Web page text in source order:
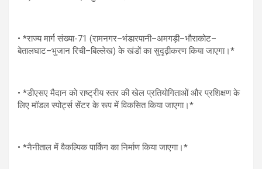
• *राज्य मार्ग संख्या-71 (रामनगर–भंडारपानी–अमगड़ी–भौराकोट–
बेतालघाट–भुजान रिची–बिल्लेख) के खंडों का सुदृढ़ीकरण किया जाएगा।*
• *डीएसए मैदान को राष्ट्रीय स्तर की खेल प्रतियोगिताओं और प्रशिक्षण के
लिए मॉडल स्पोर्ट्स सेंटर के रूप में विकसित किया जाएगा।*
• *नैनीताल में वैकल्पिक पार्किंग का निर्माण किया जाएगा।*